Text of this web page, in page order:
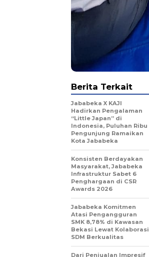
Berita Terkait
Jababeka X KAJI
Hadirkan Pengalaman
“Little Japan” di
Indonesia, Puluhan Ribu
Pengunjung Ramaikan
Kota Jababeka
Konsisten Berdayakan
Masyarakat, Jababeka
Infrastruktur Sabet 6
Penghargaan di CSR
Awards 2026
Jababeka Komitmen
Atasi Pengangguran
SMK 8,78% di Kawasan
Bekasi Lewat Kolaborasi
SDM Berkualitas
Dari Penjualan Impresif